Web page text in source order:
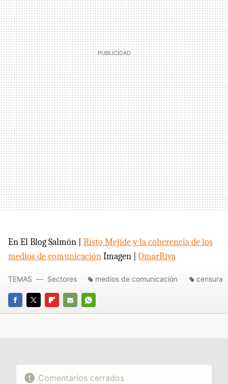
En El Blog Salmón | Risto Mejide y la coherencia de los
medios de comunicaciónImagen | OmarRiva
FACEBOOK
TWITTERFLIPBOARD
E-
WHATSAPP
TEMAS Sectores medios de comunicación censura
Comentarios cerrados